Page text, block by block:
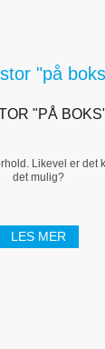
"PÅ
Likevel er det
det mulig?
LES MER